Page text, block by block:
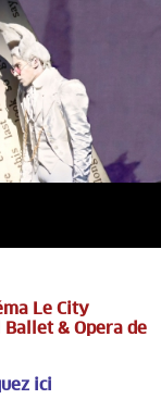
Le City
& Opera de
ici